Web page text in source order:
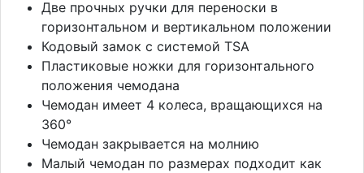
Две прочных ручки для переноски в
горизонтальном и вертикальном положении
Кодовый замок с системой TSA
Пластиковые ножки для горизонтального
положения чемодана
Чемодан имеет 4 колеса, вращающихся на
360°
Чемодан закрывается на молнию
Малый чемодан по размерах подходит как